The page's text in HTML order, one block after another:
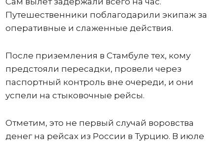
Путешественники поблагодарили экипаж за
оперативные и слаженные действия.
После приземления в Стамбуле тех, кому
предстояли пересадки, провели через
паспортный контроль вне очереди, и они
успели на стыковочные рейсы.
Отметим, это не первый случай воровства
денег на рейсах из России в Турцию. В июле